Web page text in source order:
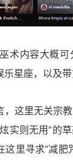
术内容大概可
星座，以及带
，这里无关宗
实则无用”的
这里寻求“减肥